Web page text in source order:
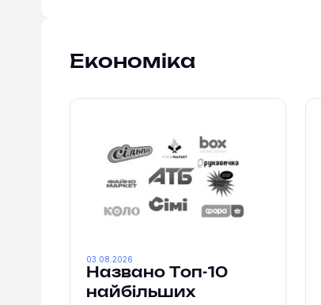
Економіка
Названо Топ-10
найбільших
03.08.2026